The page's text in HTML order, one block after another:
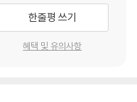
한줄평 쓰기
혜택 및 유의사항